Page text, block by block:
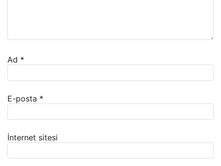
Ad *
E-posta *
İnternet sitesi